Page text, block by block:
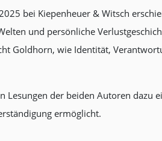
bei Kiepenheuer & Witsch
und persönliche
Goldhorn, wie Identität,
der beiden Autoren dazu
ermöglicht.